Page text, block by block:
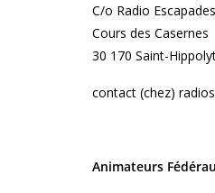
C/o Radio Escapades
Cours des Casernes
30 170 Saint-
contact (chez)
Animateurs